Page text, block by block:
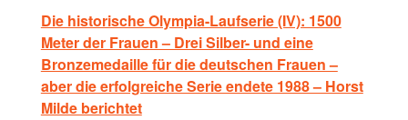
Die historische Olympia-Laufserie (IV): 1500
Meter der Frauen – Drei Silber- und eine
Bronzemedaille für die deutschen Frauen –
aber die erfolgreiche Serie endete 1988 – Horst
Milde berichtet